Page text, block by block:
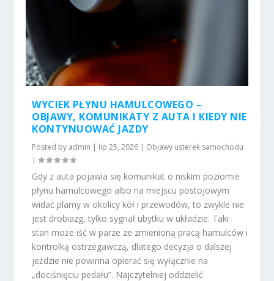
WYCIEK PŁYNU HAMULCOWEGO –
OBJAWY, KOMUNIKATY Z AUTA I KIEDY NIE
KONTYNUOWAĆ JAZDY
Posted by admin | lip 25, 2026 | Objawy usterek samochodu
|
Gdy z auta pojawia się komunikat o niskim poziomie
płynu hamulcowego albo na miejscu postojowym
widać plamy w okolicy kół i przewodów, to zwykle nie
jest drobiazg, tylko sygnał ubytku w układzie. Taki
stan może iść w parze ze zmienioną pracą hamulców i
kontrolką ostrzegawczą, dlatego decyzja o dalszej
jeździe nie powinna opierać się wyłącznie na
„dociśnięciu pedału”. Najczytelniej oddzielić